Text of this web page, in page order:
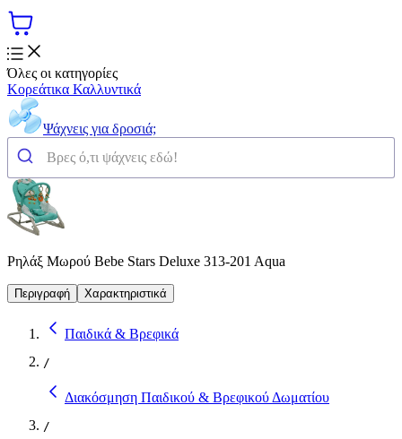
Όλες οι κατηγορίες
Κορεάτικα Καλλυντικά
Ψάχνεις για δροσιά;
Ρηλάξ Μωρού Bebe Stars Deluxe 313-201 Aqua
Περιγραφή Χαρακτηριστικά
Παιδικά & Βρεφικά
/
Διακόσμηση Παιδικού & Βρεφικού Δωματίου
/